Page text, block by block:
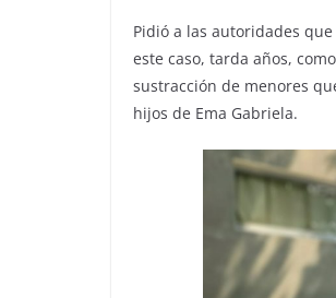
Pidió a las autoridades
este caso, tarda años,
sustracción de menores
hijos de Ema Gabriela.